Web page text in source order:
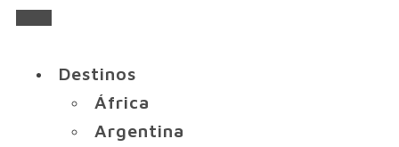
Destinos
África
Argentina